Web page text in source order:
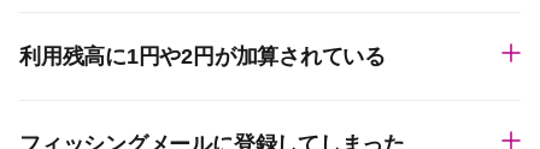
利用残高に1円や2円が加算されている
フィッシングメールに登録してしまった